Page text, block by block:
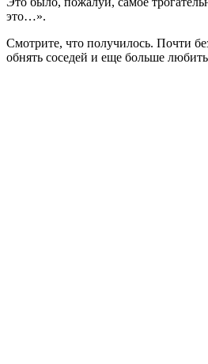
это…».
Смотрите, что получилось. Почти
обнять соседей и еще больше